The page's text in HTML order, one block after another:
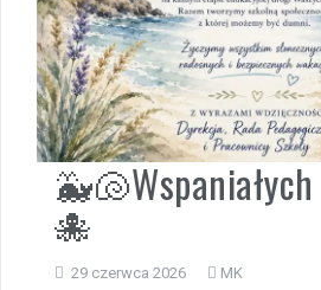
🐙
29 czerwca 2026 MK